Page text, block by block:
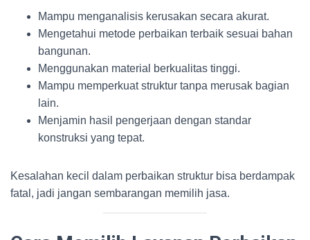
Mampu menganalisis kerusakan secara akurat.
Mengetahui metode perbaikan terbaik sesuai bahan
bangunan.
Menggunakan material berkualitas tinggi.
Mampu memperkuat struktur tanpa merusak bagian
lain.
Menjamin hasil pengerjaan dengan standar
konstruksi yang tepat.
Kesalahan kecil dalam perbaikan struktur bisa berdampak
fatal, jadi jangan sembarangan memilih jasa.